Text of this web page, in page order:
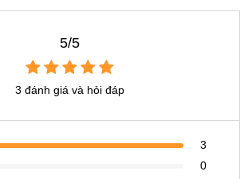
5/5
3 đánh giá và hỏi đáp
3
0